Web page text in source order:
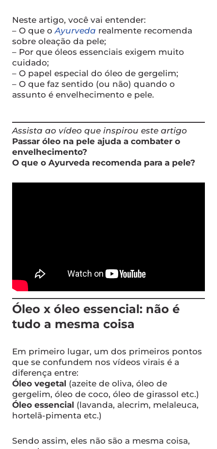
Neste artigo, você vai entender:
– O que o Ayurveda realmente recomenda
sobre oleação da pele;
– Por que óleos essenciais exigem muito
cuidado;
– O papel especial do óleo de gergelim;
– O que faz sentido (ou não) quando o
assunto é envelhecimento e pele.
Assista ao vídeo que inspirou este artigo
Passar óleo na pele ajuda a combater o
envelhecimento?
O que o Ayurveda recomenda para a pele?
Óleo x óleo essencial: não é
tudo a mesma coisa
Em primeiro lugar, um dos primeiros pontos
que se confundem nos vídeos virais é a
diferença entre:
Óleo vegetal (azeite de oliva, óleo de
gergelim, óleo de coco, óleo de girassol etc.)
Óleo essencial (lavanda, alecrim, melaleuca,
hortelã-pimenta etc.)
Sendo assim, eles não são a mesma coisa,